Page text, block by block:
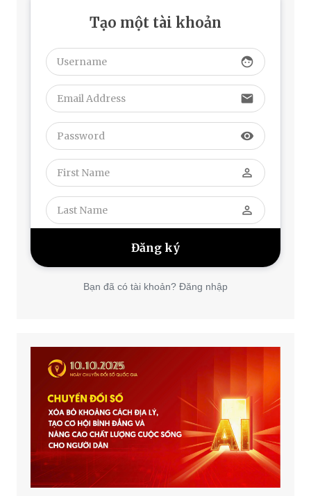
Tạo một tài khoản
face
email
visibility
perm_identity
perm_identity
Bạn đã có tài khoản? Đăng nhập